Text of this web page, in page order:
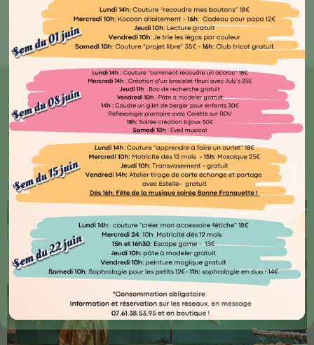
Bout'🖤 Kocoon
Chez Kocoon Family, chaque détail compte ! Plongez
dans notre univers où qualité et originalité se
rencontrent. Explorez notre vaste gamme de produits
conçus avec amour par des artisans normands ou
français, ainsi que des marques renommées telles que
Djego et Le Petit Souk.